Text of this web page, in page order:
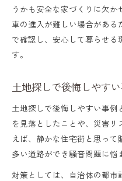
うかも安全な家づくりに欠
車の進入が難しい場合があ
で確認し、安心して暮らせ
す。
土地探しで後悔しやす
土地探しで後悔しやすい事
を見落としたことや、災害
えば、静かな住宅街と思っ
多い道路ができ騒音問題に悩
対策としては、自治体の都市